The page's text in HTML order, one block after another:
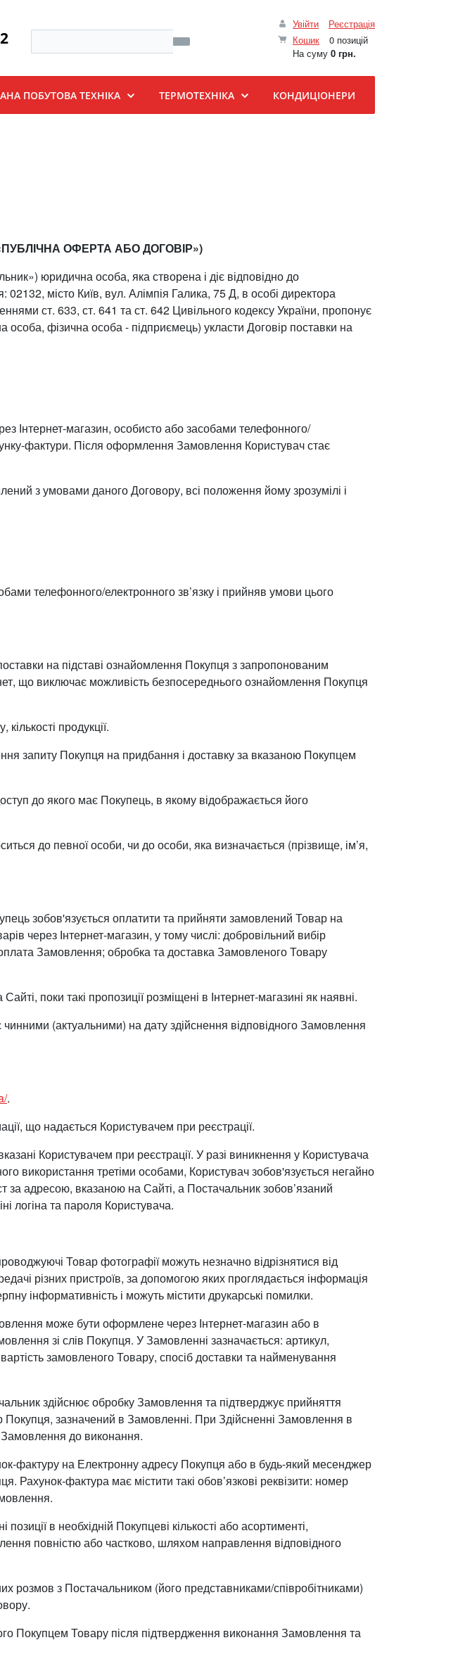
Увійти
Реєстрація
Кошик
0 позицій
На суму 0 грн.
ПОБУТОВА ТЕХНІКА ТЕРМОТЕХНІКА КОНДИЦІОНЕРИ
ОФЕРТА АБО ДОГОВІР»)
юридична особа, яка створена і діє відповідно до
місто Київ, вул. Алімпія Галика, 75 Д, в особі директора
ст. 633, ст. 641 та ст. 642 Цивільного кодексу України, пропонує
фізична особа - підприємець) укласти Договір поставки на
Інтернет-магазин, особисто або засобами телефонного/
фактури. Після оформлення Замовлення Користувач стає
з умовами даного Договору, всі положення йому зрозумілі і
телефонного/електронного зв’язку і прийняв умови цього
на підставі ознайомлення Покупця з запропонованим
що виключає можливість безпосереднього ознайомлення Покупця
продукції.
запиту Покупця на придбання і доставку за вказаною Покупцем
до якого має Покупець, в якому відображається його
до певної особи, чи до особи, яка визначається (прізвище, ім’я,
зобов'язується оплатити та прийняти замовлений Товар на
через Інтернет-магазин, у тому числі: добровільний вибір
Замовлення; обробка та доставка Замовленого Товару
поки такі пропозиції розміщені в Інтернет-магазині як наявні.
(актуальними) на дату здійснення відповідного Замовлення
.
що надається Користувачем при реєстрації.
Користувачем при реєстрації. У разі виникнення у Користувача
використання третіми особами, Користувач зобов'язується негайно
адресою, вказаною на Сайті, а Постачальник зобов’язаний
логіна та пароля Користувача.
Товар фотографії можуть незначно відрізнятися від
різних пристроїв, за допомогою яких проглядається інформація
інформативність і можуть містити друкарські помилки.
може бути оформлене через Інтернет-магазин або в
зі слів Покупця. У Замовленні зазначається: артикул,
замовленого Товару, спосіб доставки та найменування
здійснює обробку Замовлення та підтверджує прийняття
зазначений в Замовленні. При Здійсненні Замовлення в
до виконання.
фактуру на Електронну адресу Покупця або в будь-який месенджер
фактура має містити такі обов’язкові реквізити: номер
в необхідній Покупцеві кількості або асортименті,
повністю або частково, шляхом направлення відповідного
розмов з Постачальником (його представниками/співробітниками)
Покупцем Товару після підтвердження виконання Замовлення та